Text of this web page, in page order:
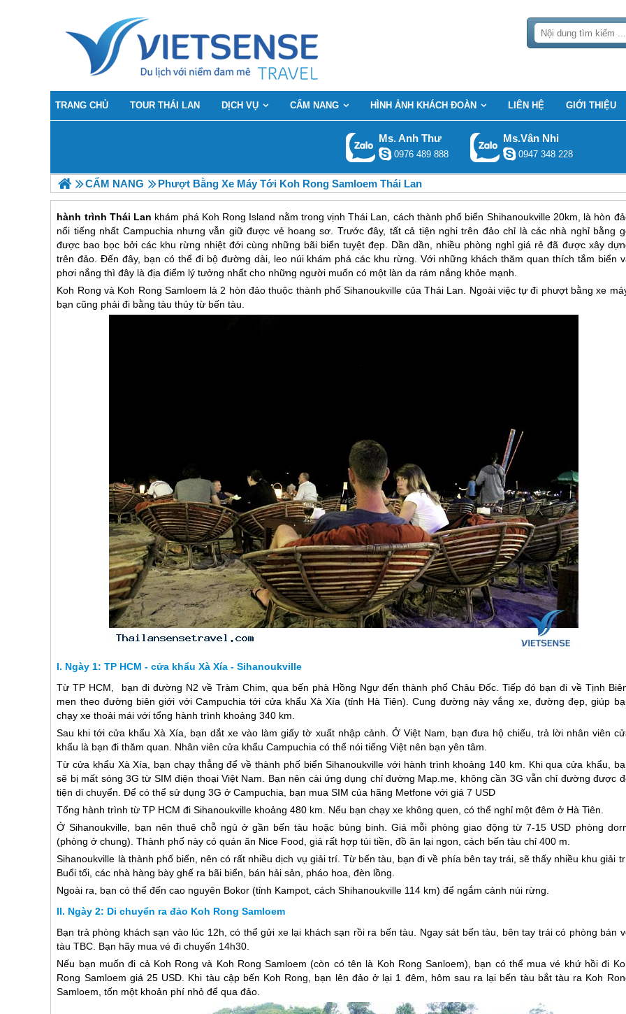
TRANG CHỦ TOUR THÁI LAN DỊCH VỤ CẨM NANG HÌNH ẢNH KHÁCH ĐOÀN LIÊN HỆ GIỚI THIỆU
Ms. Anh Thư
0976 489 888
Ms.Vân Nhi
0947 348 228
CẨM NANG Phượt Bằng Xe Máy Tới Koh Rong Samloem Thái Lan
hành trình Thái Lan khám phá Koh Rong Island nằm trong vịnh Thái Lan, cách thành phố biển Shihanoukville 20km, là hòn
nổi tiếng nhất Campuchia nhưng vẫn giữ được vẻ hoang sơ. Trước đây, tất cả tiện nghi trên đảo chỉ là các nhà nghỉ bằng
được bao bọc bởi các khu rừng nhiệt đới cùng những bãi biển tuyệt đẹp. Dần dần, nhiều phòng nghỉ giá rẻ đã được xây
trên đảo. Đến đây, bạn có thể đi bộ đường dài, leo núi khám phá các khu rừng. Với những khách thăm quan thích tắm biển
phơi nắng thì đây là địa điểm lý tưởng nhất cho những người muốn có một làn da rám nắng khỏe mạnh.
Koh Rong và Koh Rong Samloem là 2 hòn đảo thuộc thành phố Sihanoukville của Thái Lan. Ngoài việc tự đi phượt bằng xe
bạn cũng phải đi bằng tàu thủy từ bến tàu.
Ngày 1: TP HCM - cửa khẩu Xà Xía - Sihanoukville
Từ TP HCM, bạn đi đường N2 về Tràm Chim, qua bến phà Hồng Ngự đến thành phố Châu Đốc. Tiếp đó bạn đi về Tịnh
men theo đường biên giới với Campuchia tới cửa khẩu Xà Xía (tỉnh Hà Tiên). Cung đường này vắng xe, đường đẹp, giúp
chạy xe thoải mái với tổng hành trình khoảng 340 km.
Sau khi tới cửa khẩu Xà Xía, bạn dắt xe vào làm giấy tờ xuất nhập cảnh. Ở Việt Nam, bạn đưa hộ chiếu, trả lời nhân viên
khẩu là bạn đi thăm quan. Nhân viên cửa khẩu Campuchia có thể nói tiếng Việt nên bạn yên tâm.
Từ cửa khẩu Xà Xía, bạn chạy thẳng để về thành phố biển Sihanoukville với hành trình khoảng 140 km. Khi qua cửa khẩu,
sẽ bị mất sóng 3G từ SIM điện thoại Việt Nam. Bạn nên cài ứng dụng chỉ đường Map.me, không cần 3G vẫn chỉ đường được
tiện di chuyển. Để có thể sử dụng 3G ở Campuchia, bạn mua SIM của hãng Metfone với giá 7 USD
Tổng hành trình từ TP HCM đi Sihanoukville khoảng 480 km. Nếu bạn chạy xe không quen, có thể nghỉ một đêm ở Hà Tiên.
Ở Sihanoukville, bạn nên thuê chỗ ngủ ở gần bến tàu hoặc bùng binh. Giá mỗi phòng giao động từ 7-15 USD phòng
(phòng ở chung). Thành phố này có quán ăn Nice Food, giá rất hợp túi tiền, đồ ăn lại ngon, cách bến tàu chỉ 400 m.
Sihanoukville là thành phố biển, nên có rất nhiều dịch vụ giải trí. Từ bến tàu, bạn đi về phía bên tay trái, sẽ thấy nhiều khu giải
Buổi tối, các nhà hàng bày ghế ra bãi biển, bán hải sản, pháo hoa, đèn lồng.
Ngoài ra, bạn có thể đến cao nguyên Bokor (tỉnh Kampot, cách Shihanoukville 114 km) để ngắm cảnh núi rừng.
Ngày 2: Di chuyển ra đảo Koh Rong Samloem
Bạn trả phòng khách sạn vào lúc 12h, có thể gửi xe lại khách sạn rồi ra bến tàu. Ngay sát bến tàu, bên tay trái có phòng bán
tàu TBC. Bạn hãy mua vé đi chuyến 14h30.
Nếu bạn muốn đi cả Koh Rong và Koh Rong Samloem (còn có tên là Koh Rong Sanloem), bạn có thể mua vé khứ hồi đi
Rong Samloem giá 25 USD. Khi tàu cập bến Koh Rong, bạn lên đảo ở lại 1 đêm, hôm sau ra lại bến tàu bắt tàu ra Koh
Samloem, tốn một khoản phí nhỏ để qua đảo.